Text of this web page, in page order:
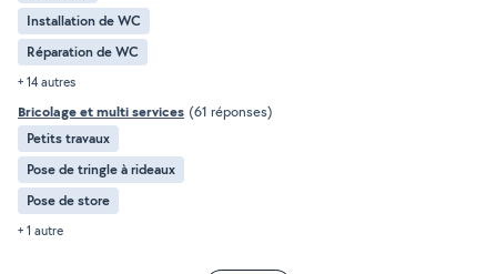
Installation de WC
Réparation de WC
+ 14 autres
Bricolage et multi services (61 réponses)
Petits travaux
Pose de tringle à rideaux
Pose de store
+ 1 autre